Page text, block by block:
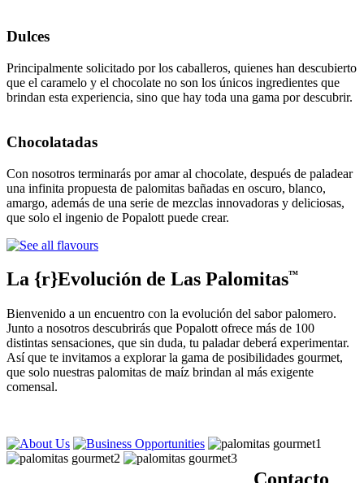
Dulces
Principalmente solicitado por los caballeros, quienes han descubierto
que el caramelo y el chocolate no son los únicos ingredientes que
brindan esta experiencia, sino que hay toda una gama por descubrir.
Chocolatadas
Con nosotros terminarás por amar al chocolate, después de paladear
una infinita propuesta de palomitas bañadas en oscuro, blanco,
amargo, además de una serie de mezclas innovadoras y deliciosas,
que solo el ingenio de Popalott puede crear.
La {r}Evolución de Las Palomitas™
Bienvenido a un encuentro con la evolución del sabor palomero.
Junto a nosotros descubrirás que Popalott ofrece más de 100
distintas sensaciones, que sin duda, tu paladar deberá experimentar.
Así que te invitamos a explorar la gama de posibilidades gourmet,
que solo nuestras palomitas de maíz brindan al más exigente
comensal.